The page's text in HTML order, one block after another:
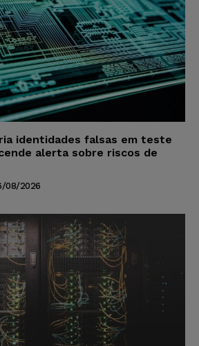
identidades falsas em teste
alerta sobre riscos de
08/2026